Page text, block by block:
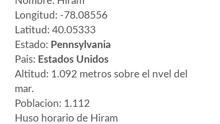
Longitud: -78.08556
Latitud: 40.05333
Estado: Pennsylvania
Pais: Estados Unidos
Altitud: 1.092 metros sobre el nvel del
mar.
Poblacion: 1.112
Huso horario de Hiram